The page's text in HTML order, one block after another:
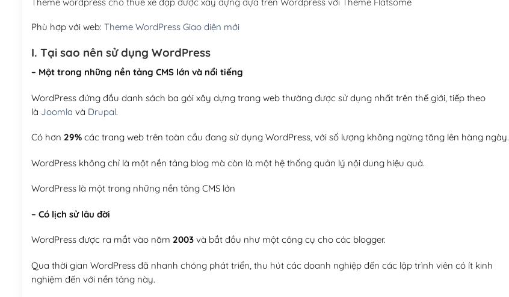
Theme wordpress cho thuê xe đạp được xây dựng dựa trên Wordpress với Theme Flatsome
Phù hợp với web: Theme WordPress Giao diện mới
I. Tại sao nên sử dụng WordPress
– Một trong những nền tảng CMS lớn và nổi tiếng
WordPress đứng đầu danh sách ba gói xây dựng trang web thường được sử dụng nhất trên thế giới, tiếp theo
là Joomla và Drupal.
Có hơn 29%các trang web trên toàn cầu đang sử dụng WordPress, với số lượng không ngừng tăng lên hàng ngày.
WordPress không chỉ là một nền tảng blog mà còn là một hệ thống quản lý nội dung hiệu quả.
WordPress là một trong những nền tảng CMS lớn
– Có lịch sử lâu đời
WordPress được ra mắt vào năm 2003và bắt đầu như một công cụ cho các blogger.
Qua thời gian WordPress đã nhanh chóng phát triển, thu hút các doanh nghiệp đến các lập trình viên có ít kinh
nghiệm đến với nền tảng này.